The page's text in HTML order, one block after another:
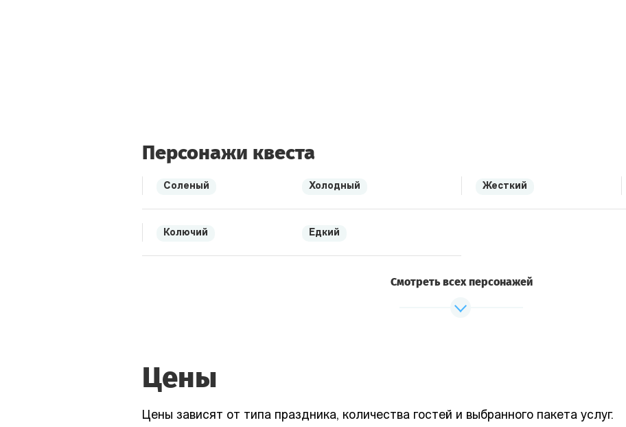
Персонажи квеста
Соленый Холодный Жесткий
Колючий Едкий
Смотреть всех персонажей
Цены
Цены зависят от типа праздника, количества гостей и выбранного пакета услуг.